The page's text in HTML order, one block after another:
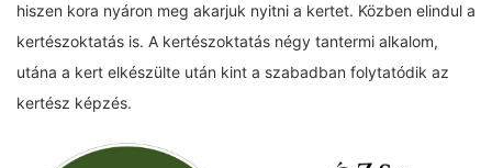
hiszen kora nyáron meg akarjuk nyitni a kertet. Közben elindul a
kertészoktatás is. A kertészoktatás négy tantermi alkalom,
utána a kert elkészülte után kint a szabadban folytatódik az
kertész képzés.